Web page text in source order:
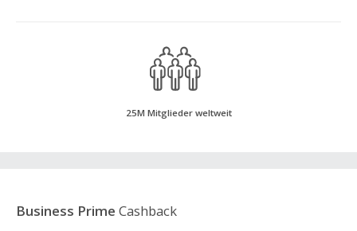
25M Mitglieder weltweit
Business Prime Cashback